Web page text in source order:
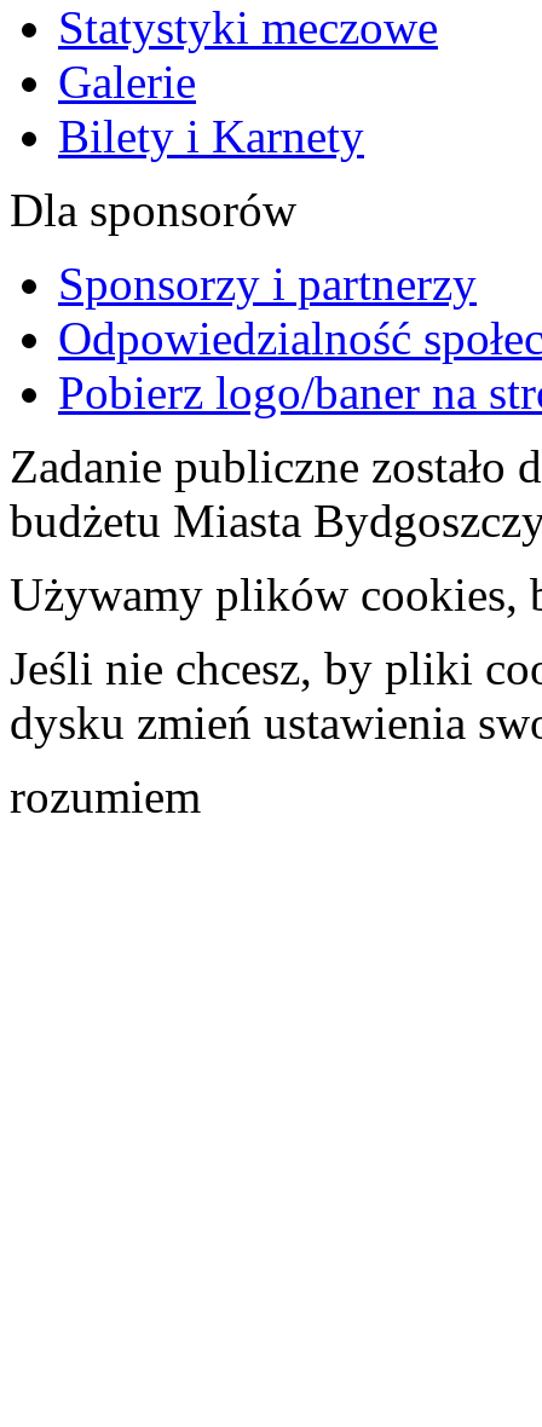
Statystyki meczowe
Galerie
Bilety i Karnety
Dla sponsorów
Sponsorzy i partnerzy
Odpowiedzialność
Pobierz logo/baner na
Zadanie publiczne zostało
budżetu Miasta
Używamy plików cookies,
Jeśli nie chcesz, by pliki
dysku zmień ustawienia
rozumiem